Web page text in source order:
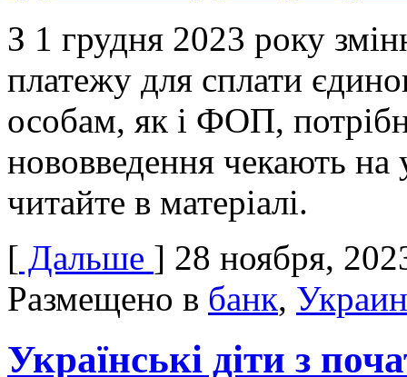
З 1 грудня 2023 року
платежу для сплати
особам, як і ФОП,
нововведення чекають
читайте в матеріалі.
[ Дальше ] 28 ноября,
Размещено в банк,
Українські діти з